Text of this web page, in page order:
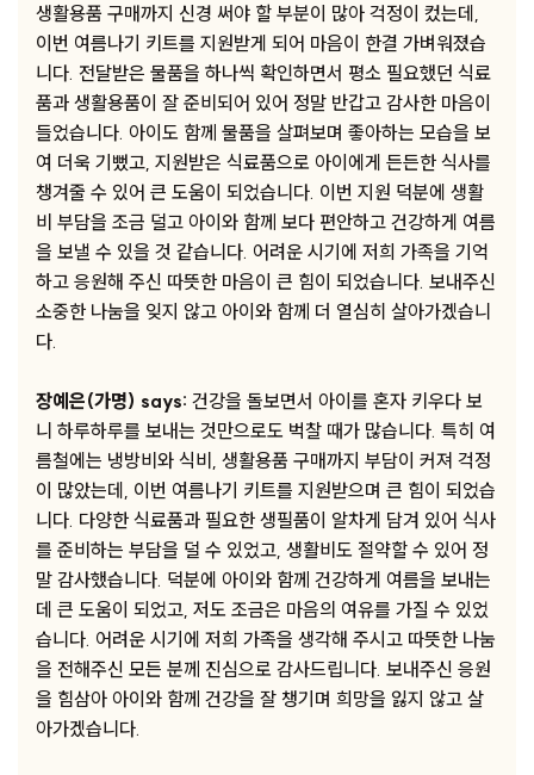
생활용품 구매까지 신경 써야 할 부분이 많아 걱정이 컸는데,
이번 여름나기 키트를 지원받게 되어 마음이 한결 가벼워졌습
니다. 전달받은 물품을 하나씩 확인하면서 평소 필요했던 식료
품과 생활용품이 잘 준비되어 있어 정말 반갑고 감사한 마음이
들었습니다. 아이도 함께 물품을 살펴보며 좋아하는 모습을 보
여 더욱 기뻤고, 지원받은 식료품으로 아이에게 든든한 식사를
챙겨줄 수 있어 큰 도움이 되었습니다. 이번 지원 덕분에 생활
비 부담을 조금 덜고 아이와 함께 보다 편안하고 건강하게 여름
을 보낼 수 있을 것 같습니다. 어려운 시기에 저희 가족을 기억
하고 응원해 주신 따뜻한 마음이 큰 힘이 되었습니다. 보내주신
소중한 나눔을 잊지 않고 아이와 함께 더 열심히 살아가겠습니
다.
장예은(가명) says: 건강을 돌보면서 아이를 혼자 키우다 보
니 하루하루를 보내는 것만으로도 벅찰 때가 많습니다. 특히 여
름철에는 냉방비와 식비, 생활용품 구매까지 부담이 커져 걱정
이 많았는데, 이번 여름나기 키트를 지원받으며 큰 힘이 되었습
니다. 다양한 식료품과 필요한 생필품이 알차게 담겨 있어 식사
를 준비하는 부담을 덜 수 있었고, 생활비도 절약할 수 있어 정
말 감사했습니다. 덕분에 아이와 함께 건강하게 여름을 보내는
데 큰 도움이 되었고, 저도 조금은 마음의 여유를 가질 수 있었
습니다. 어려운 시기에 저희 가족을 생각해 주시고 따뜻한 나눔
을 전해주신 모든 분께 진심으로 감사드립니다. 보내주신 응원
을 힘삼아 아이와 함께 건강을 잘 챙기며 희망을 잃지 않고 살
아가겠습니다.